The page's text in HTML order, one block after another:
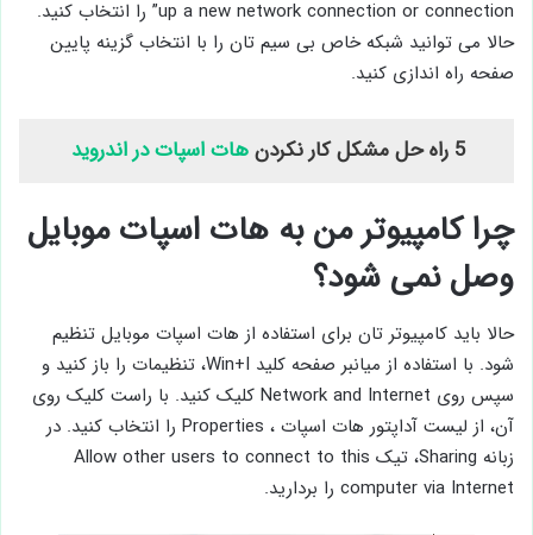
up a new network connection or connection” را انتخاب کنید.
حالا می توانید شبکه خاص بی سیم تان را با انتخاب گزینه پایین
صفحه راه اندازی کنید.
5 راه حل مشکل کار نکردن هات اسپات در اندروید
چرا کامپیوتر من به هات اسپات موبایل
وصل نمی شود؟
حالا باید کامپیوتر تان برای استفاده از هات اسپات موبایل تنظیم
شود. با استفاده از میانبر صفحه کلید Win+I، تنظیمات را باز کنید و
سپس روی Network and Internet کلیک کنید. با راست کلیک روی
آن، از لیست آداپتور هات اسپات ، Properties را انتخاب کنید. در
زبانه Sharing، تیک Allow other users to connect to this
computer via Internet را بردارید.